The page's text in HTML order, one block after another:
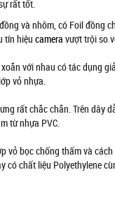
rất tốt.
và nhôm, có Foil đồng
tín hiệu camera vượt trội so
với nhau có tác dụng
vỏ nhựa.
rất chắc chắn. Trên dây
từ nhựa PVC.
vỏ bọc chống thấm và
có chất liệu Polyethylene